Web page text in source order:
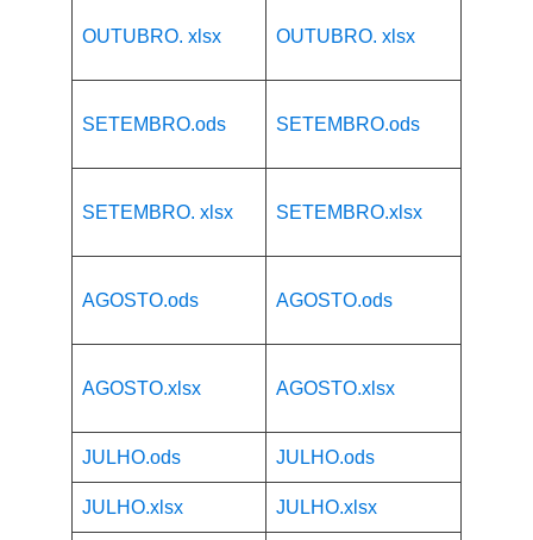
OUTUBRO. xlsx OUTUBRO. xlsx
SETEMBRO.ods SETEMBRO.ods
SETEMBRO. xlsx SETEMBRO.xlsx
AGOSTO.ods AGOSTO.ods
AGOSTO.xlsx AGOSTO.xlsx
JULHO.ods JULHO.ods
JULHO.xlsx JULHO.xlsx